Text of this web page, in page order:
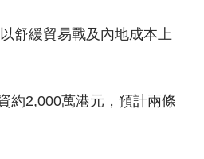
舒緩貿易戰及內地成本上
約2,000萬港元，預計兩條